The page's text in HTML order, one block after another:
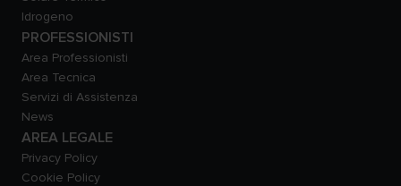
Idrogeno
PROFESSIONISTI
Area Professionisti
Area Tecnica
Servizi di Assistenza
News
AREA LEGALE
Privacy Policy
Cookie Policy